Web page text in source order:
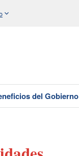
del Gobierno